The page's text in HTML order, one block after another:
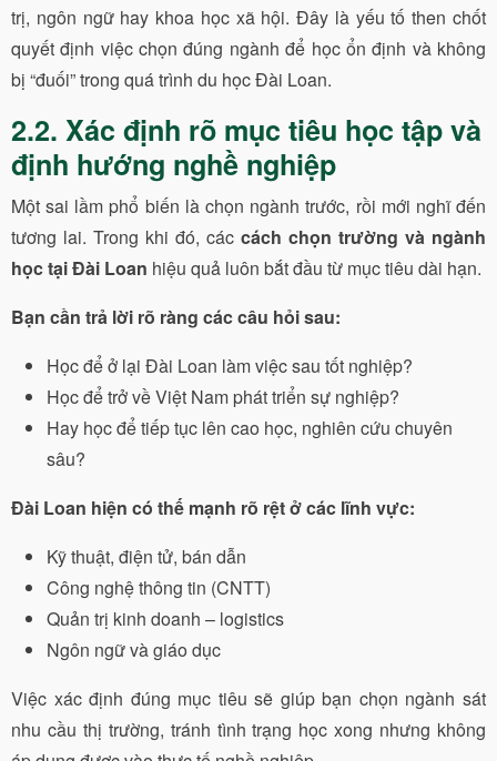
trị, ngôn ngữ hay khoa học xã hội. Đây là yếu tố then chốt
quyết định việc chọn đúng ngành để học ổn định và không
bị “đuối” trong quá trình du học Đài Loan.
2.2. Xác định rõ mục tiêu học tập và
định hướng nghề nghiệp
Một sai lầm phổ biến là chọn ngành trước, rồi mới nghĩ đến
tương lai. Trong khi đó, các cách chọn trường và ngành
học tại Đài Loan hiệu quả luôn bắt đầu từ mục tiêu dài hạn.
Bạn cần trả lời rõ ràng các câu hỏi sau:
Học để ở lại Đài Loan làm việc sau tốt nghiệp?
Học để trở về Việt Nam phát triển sự nghiệp?
Hay học để tiếp tục lên cao học, nghiên cứu chuyên
sâu?
Đài Loan hiện có thế mạnh rõ rệt ở các lĩnh vực:
Kỹ thuật, điện tử, bán dẫn
Công nghệ thông tin (CNTT)
Quản trị kinh doanh – logistics
Ngôn ngữ và giáo dục
Việc xác định đúng mục tiêu sẽ giúp bạn chọn ngành sát
nhu cầu thị trường, tránh tình trạng học xong nhưng không